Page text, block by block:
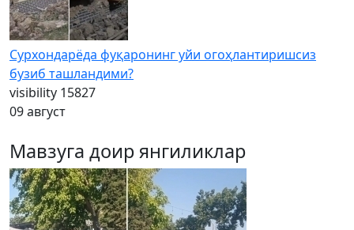
Сурхондарёда фуқаронинг уйи огоҳлантиришсиз
бузиб ташландими?
visibility 15827
09 август
Мавзуга доир янгиликлар